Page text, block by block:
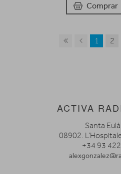
Comprar
1 2
ACTIVA
Santa
08902.
+34 93